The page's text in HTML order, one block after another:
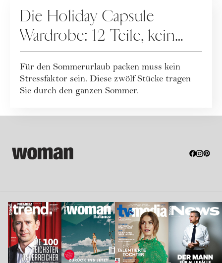
Die Holiday Capsule
Wardrobe: 12 Teile, kein
Übergepäck + Checkliste
zum Download
Für den Sommerurlaub packen muss kein
Stressfaktor sein. Diese zwölf Stücke tragen
Sie durch den ganzen Sommer.